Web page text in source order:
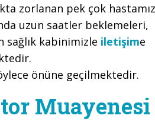
zorlanan pek çok hastamız
uzun saatler beklemeleri,
sağlık kabinimizle iletişime
önüne geçilmektedir.
Muayenesi